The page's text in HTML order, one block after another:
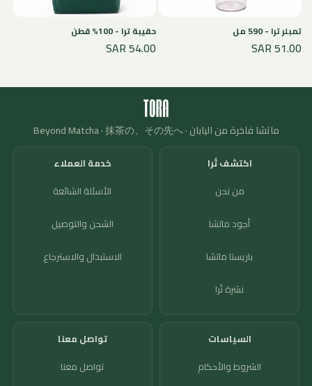
تمبلر ترا - 590 مل
السعر
51.00 SAR
حقيبة ترا - 100% قطن
السعر
54.00 SAR
ماتشا فاخرة من اليابان · Beyond Matcha · 抹茶の、その先へ
اكتشف تُرا
من نحن
أجود ماتشا
باريستا ماتشا
نشرة تُرا
خدمة العملاء
الأسئلة الشائعة
الشحن والتوصيل
الاستبدال والاسترجاع
السياسات
الشروط والأحكام
تواصل معنا
تواصل معنا